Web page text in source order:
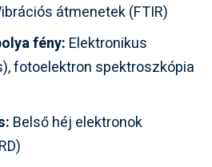
átmenetek (FTIR)
fény: Elektronikus
fotoelektron spektroszkópia
Belső héj elektronok